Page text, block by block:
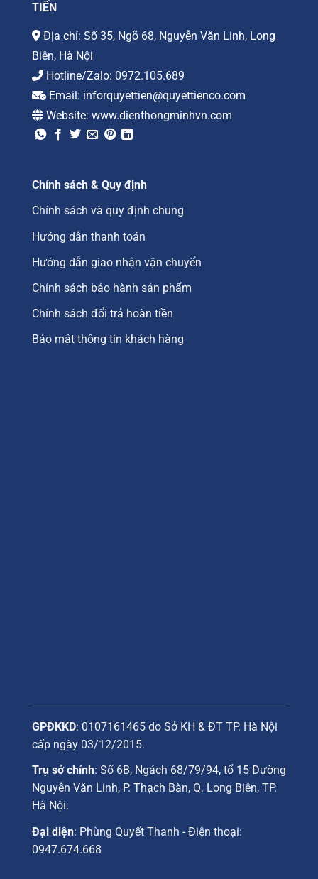
TIẾN
Địa chỉ: Số 35, Ngõ 68, Nguyễn Văn Linh, Long
Biên, Hà Nội
Hotline/Zalo: 0972.105.689
Email: inforquyettien@quyettienco.com
Website: www.dienthongminhvn.com
Chính sách & Quy định
Chính sách và quy định chung
Hướng dẫn thanh toán
Hướng dẫn giao nhận vận chuyển
Chính sách bảo hành sản phẩm
Chính sách đổi trả hoàn tiền
Bảo mật thông tin khách hàng
GPĐKKD: 0107161465 do Sở KH & ĐT TP. Hà Nội
cấp ngày 03/12/2015.
Trụ sở chính: Số 6B, Ngách 68/79/94, tổ 15 Đường
Nguyễn Văn Linh, P. Thạch Bàn, Q. Long Biên, TP.
Hà Nội.
Đại diện: Phùng Quyết Thanh - Điện thoại:
0947.674.668